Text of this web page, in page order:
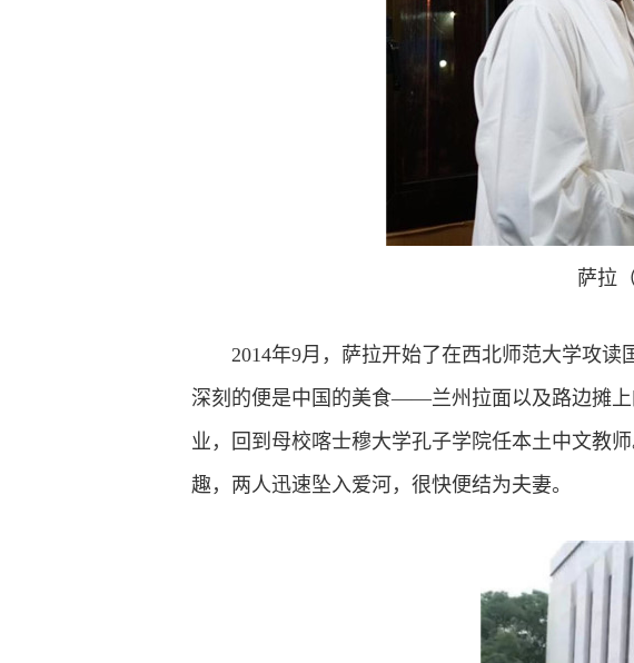
萨拉
2014年9月，萨拉开始了在西北师范大学攻
深刻的便是中国的美食——兰州拉面以及路边摊上
业，回到母校喀士穆大学孔子学院任本土中文教
趣，两人迅速坠入爱河，很快便结为夫妻。